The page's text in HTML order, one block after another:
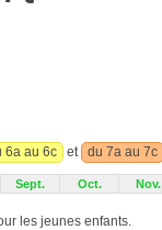
6a au 6c et du 7a au 7c
Sept. Oct. Nov.
les jeunes enfants.